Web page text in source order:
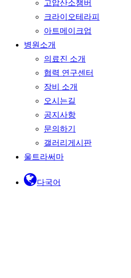
고압산소챔버
크라이오테라피
아트메이크업
병원소개
의료진 소개
협력 연구센터
장비 소개
오시는길
공지사항
문의하기
갤러리게시판
울트라써마
다국어